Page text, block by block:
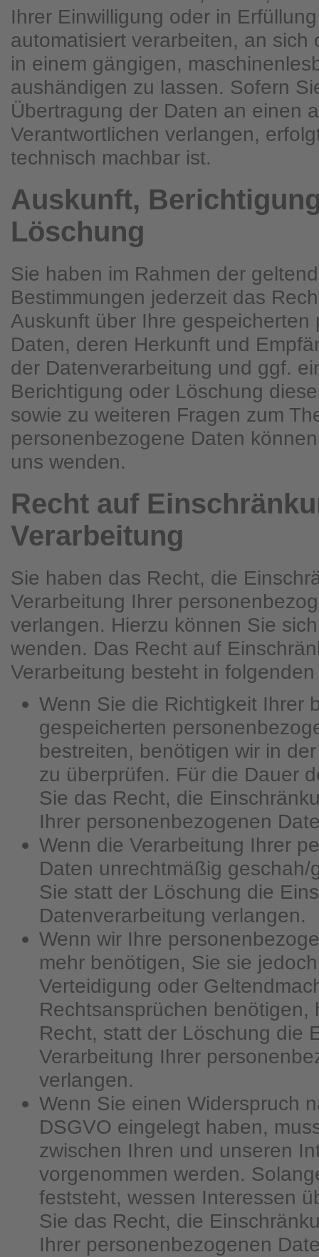
Ihrer Einwilligung oder in
automatisiert verarbeiten, an sich
in einem gängigen,
aushändigen zu lassen. Sofern
Übertragung der Daten an einen
Verantwortlichen verlangen,
technisch machbar ist.
Auskunft,
Löschung
Sie haben im Rahmen der
Bestimmungen jederzeit das
Auskunft über Ihre
Daten, deren Herkunft und
der Datenverarbeitung und ggf.
Berichtigung oder Löschung
sowie zu weiteren Fragen zum
personenbezogene Daten
uns wenden.
Recht auf
Verarbeitung
Sie haben das Recht, die
Verarbeitung Ihrer
verlangen. Hierzu können Sie
wenden. Das Recht auf
Verarbeitung besteht in
Wenn Sie die Richtigkeit Ihrer
gespeicherten
bestreiten, benötigen wir in
zu überprüfen. Für die Dauer
Sie das Recht, die
Ihrer personenbezogenen
Wenn die Verarbeitung Ihrer
Daten unrechtmäßig
Sie statt der Löschung die
Datenverarbeitung verlangen.
Wenn wir Ihre
mehr benötigen, Sie sie
Verteidigung oder
Rechtsansprüchen benötigen,
Recht, statt der Löschung die
Verarbeitung Ihrer
verlangen.
Wenn Sie einen Widerspruch
DSGVO eingelegt haben,
zwischen Ihren und unseren
vorgenommen werden.
feststeht, wessen Interessen
Sie das Recht, die
Ihrer personenbezogenen